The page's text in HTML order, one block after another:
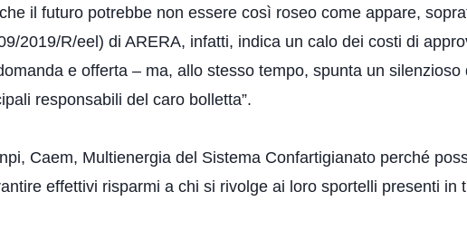
il futuro potrebbe non essere così roseo come appare,
2019/R/eel) di ARERA, infatti, indica un calo dei costi di
e offerta – ma, allo stesso tempo, spunta un
responsabili del caro bolletta”.
Caem, Multienergia del Sistema Confartigianato perché
effettivi risparmi a chi si rivolge ai loro sportelli presenti in